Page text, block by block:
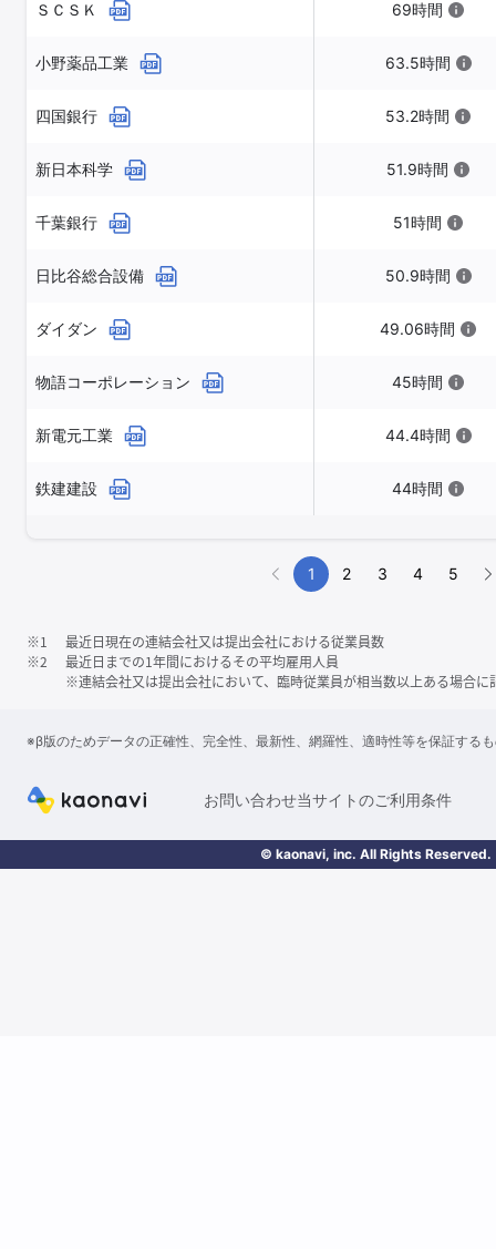
ＳＣＳＫ 69時間
小野薬品工業 63.5時間
四国銀行 53.2時間
新日本科学 51.9時間
千葉銀行 51時間
日比谷総合設備 50.9時間
ダイダン 49.06時間
物語コーポレーション 45時間
新電元工業 44.4時間
鉄建建設 44時間
1 2 3 4 5
※1
最近日現在の連結会社又は提出会社における従業員数
※2
最近日までの1年間におけるその平均雇用人員
※連結会社又は提出会社において、臨時従業員が相当数以上ある場合に
※β版のためデータの正確性、完全性、最新性、網羅性、適時性等を保証する
お問い合わせ当サイトのご利用条件
© kaonavi, inc. All Rights Reserved.